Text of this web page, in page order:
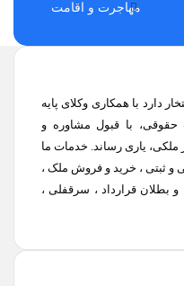
مهاجرت و اقامت
دارد با همکاری وکلای پایه
با قبول مشاوره و
یاری رساند. خدمات ما
و ثبتی ، خرید و فروش ملک ،
بطلان قرارداد ، سرقفلی ،